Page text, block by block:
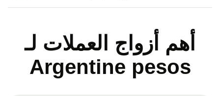
أهم أزواج العملات لـ
Argentine pesos